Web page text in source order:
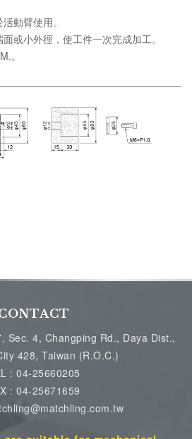
動臂使用。
或小外徑，使工件一次完成加工。
。
Sec. 4, Changping Rd., Daya Dist.,
428, Taiwan (R.O.C.)
:04-25660205
:04-25671659